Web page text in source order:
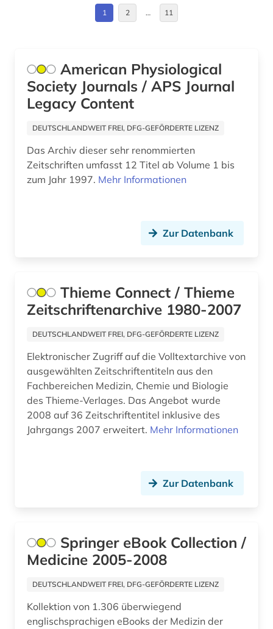
demographie (1)
deutsch (2)
deutschland (3)
differentialdiagnose (1)
ebm (1)
ebook (1)
elektronische enzyklopädie (1)
elektronische zeitschrift (9)
enzym (1)
eponym (1)
erde (1)
1 2 … 11
American Physiological
Society Journals / APS Journal
Legacy Content
DEUTSCHLANDWEIT FREI, DFG-GEFÖRDERTE LIZENZ
Das Archiv dieser sehr renommierten
Zeitschriften umfasst 12 Titel ab Volume 1 bis
zum Jahr 1997. Mehr Informationen
Zur Datenbank
Thieme Connect / Thieme
Zeitschriftenarchive 1980-2007
DEUTSCHLANDWEIT FREI, DFG-GEFÖRDERTE LIZENZ
Elektronischer Zugriff auf die Volltextarchive von
ausgewählten Zeitschriftentiteln aus den
Fachbereichen Medizin, Chemie und Biologie
des Thieme-Verlages. Das Angebot wurde
2008 auf 36 Zeitschriftentitel inklusive des
Jahrgangs 2007 erweitert. Mehr Informationen
Zur Datenbank
Springer eBook Collection /
Medicine 2005-2008
DEUTSCHLANDWEIT FREI, DFG-GEFÖRDERTE LIZENZ
Kollektion von 1.306 überwiegend
englischsprachigen eBooks der Medizin der